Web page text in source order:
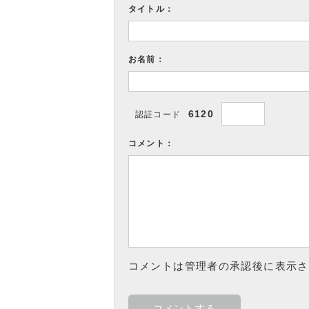
タイトル：
お名前：
認証コード 6120
コメント：
コメントは管理者の承認後に表示